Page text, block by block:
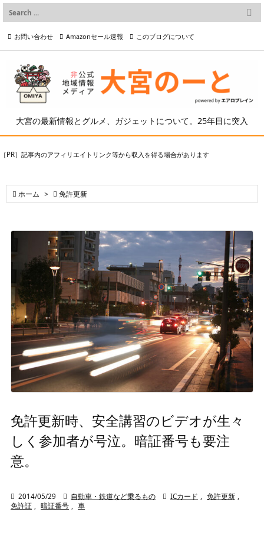
大宮の最新情報とグルメ、ガジェットについて。25年目に突入

メニュー

検索
お問い合わせ Amazonセール速報 このブログについて
プライバシーポリシー等
［PR］記事内のアフィリエイトリンク等から収入を得る場合があります
 ホーム >  免許更新
免許更新時、安全講習のビデオが生々
しく参加者が号泣。暗証番号も要注
意。
 2014/05/29  自動車・鉄道など乗るもの  ICカード , 免許更新 ,
免許証 , 暗証番号 , 車